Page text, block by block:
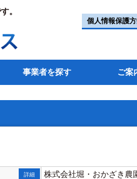
。
個人情報保護
事業者を探す ご案
詳細
株式会社堀・おかざき農